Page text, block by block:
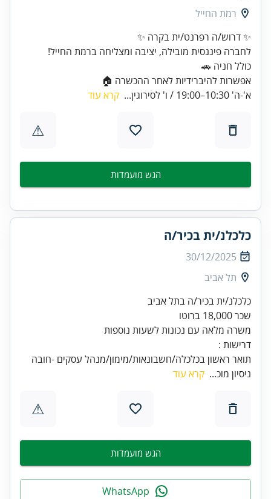
רמת החייל
אפשרות להיברידיות לאחר ההכשרה 🏠
א'-ה' 10:30–19:00 / ו' לסירוגין...
קרא עוד
⚠
הגש מועמדות
כלכלנ/ית בכיר/ה
30/12/2025
תל אביב
כלכלנ/ית בכיר/ה בתל אביב
שכר 18,000 ברוטו
משרה מלאה עם נכונות לשעות נוספות
דרישות :
תואר ראשון בכלכלה/חשבונאות/מימון/מנהל עסקים -חובה
ניסיון מוכ... קרא עוד
⚠
הגש מועמדות